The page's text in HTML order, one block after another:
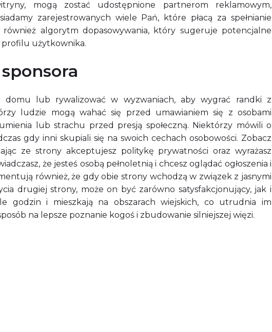
mogą zostać udostępnione partnerom reklamowym,
zarejestrowanych wiele Pań, które płacą za spełnianie
algorytm dopasowywania, który sugeruje potencjalne
profilu użytkownika.
domu lub rywalizować w wyzwaniach, aby wygrać randki z
ludzie mogą wahać się przed umawianiem się z osobami
lub strachu przed presją społeczną. Niektórzy mówili o
gdy inni skupiali się na swoich cechach osobowości. Zobacz
ze strony akceptujesz politykę prywatności oraz wyrażasz
że jesteś osobą pełnoletnią i chcesz oglądać ogłoszenia i
również, że gdy obie strony wchodzą w związek z jasnymi
drugiej strony, może on być zarówno satysfakcjonujący, jak i
godzin i mieszkają na obszarach wiejskich, co utrudnia im
na lepsze poznanie kogoś i zbudowanie silniejszej więzi.